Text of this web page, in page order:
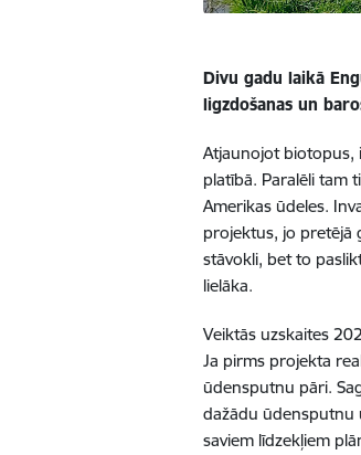
Divu gadu laikā
ligzdošanas un
Atjaunojot biotopus,
platībā. Paralēli tam
Amerikas ūdeles.
projektus, jo pretējā
stāvokli, bet to
lielāka.
Veiktās uzskaites
Ja pirms projekta
ūdensputnu pāri.
dažādu ūdensputnu
saviem līdzekļiem